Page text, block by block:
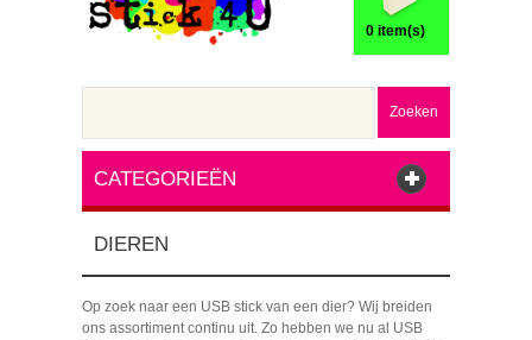
0 item(s)
Zoeken
CATEGORIEËN
DIEREN
Op zoek naar een USB stick van een dier? Wij breiden
ons assortiment continu uit. Zo hebben we nu al USB